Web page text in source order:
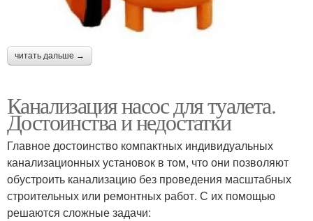
читать дальше →
Канализация насос для туалета.
Достоинства и недостатки
Главное достоинство компактных индивидуальных
канализационных установок в том, что они позволяют
обустроить канализацию без проведения масштабных
строительных или ремонтных работ. С их помощью
решаются сложные задачи: